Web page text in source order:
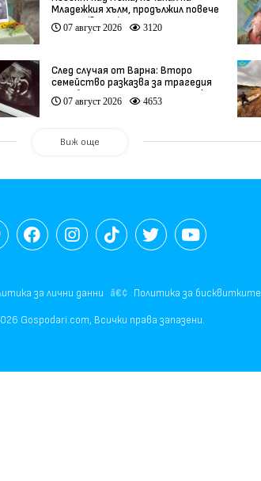
Младежкия хълм, продължил повече
от час (видео)
07 август 2026 3120
След случая от Варна: Второ
семейство разказва за трагедия
след бременност при същия лекар
(видео)
07 август 2026 4653
Виж още
за лични данни Политика за бисквитките
Gospodari.com, Всички права запазени.